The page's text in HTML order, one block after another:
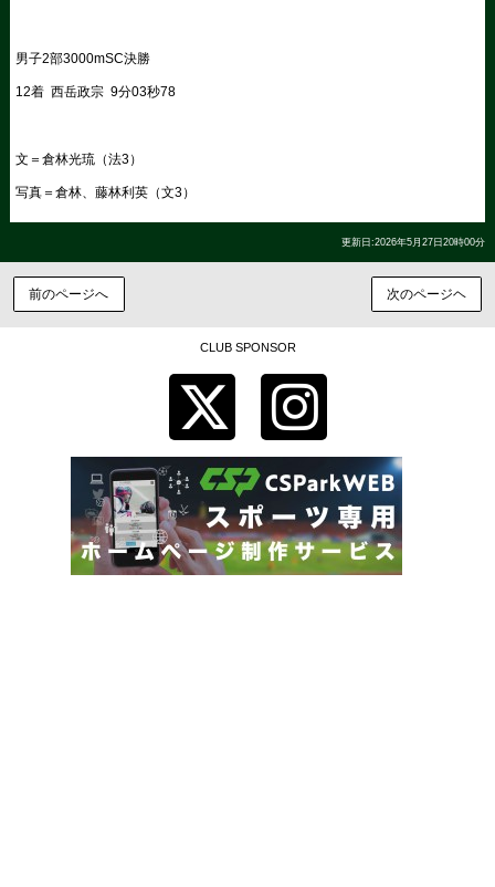
男子2部3000mSC決勝
12着 西岳政宗 9分03秒78
文＝倉林光琉（法3）
写真＝倉林、藤林利英（文3）
更新日:2026年5月27日20時00分
前のページへ 次のページヘ
CLUB SPONSOR